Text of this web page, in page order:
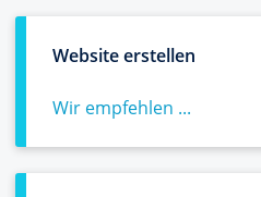
Website erstellen
Wir empfehlen ...